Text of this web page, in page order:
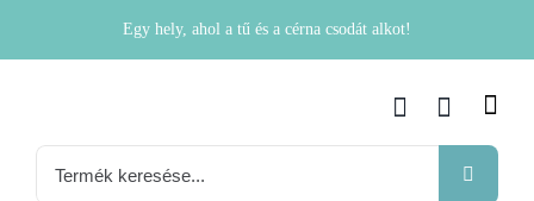
Egy hely, ahol a tű és a cérna csodát alkot!